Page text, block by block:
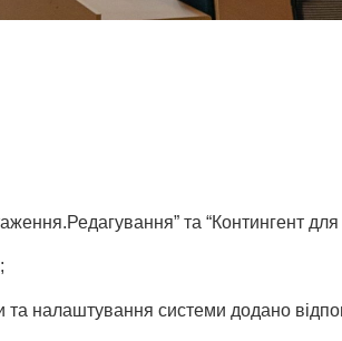
та “Контингент
налаштування системи додано